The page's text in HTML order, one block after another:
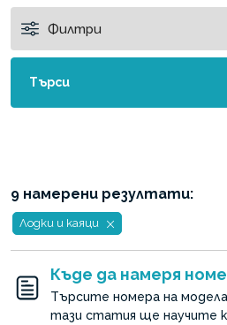
Филтри
Търси
9 намерени резултати:
Лодки и каяци
Къде да намеря
Търсите номера на
тази статия ще научите